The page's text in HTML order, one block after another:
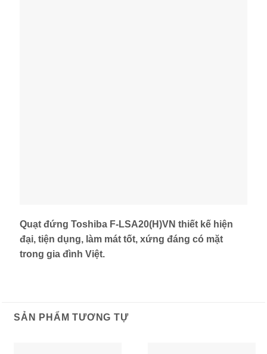
Quạt đứng Toshiba F-LSA20(H)VN thiết kế hiện
đại, tiện dụng, làm mát tốt, xứng đáng có mặt
trong gia đình Việt.
SẢN PHẨM TƯƠNG TỰ